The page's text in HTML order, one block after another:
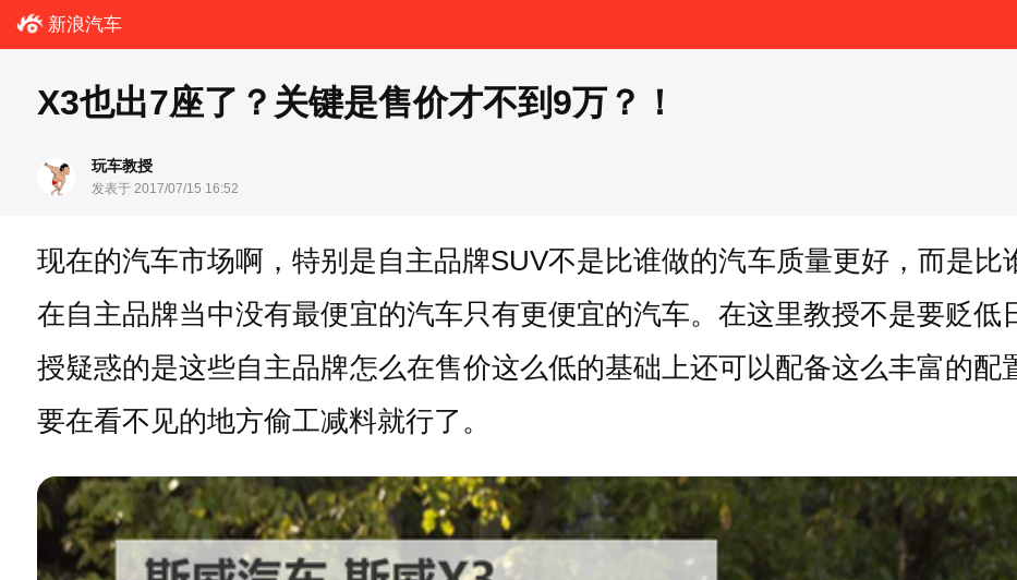
新浪汽车
X3也出7座了？关键是售价才不到9万？！
玩车教授
发表于 2017/07/15 16:52
现在的汽车市场啊，特别是自主品牌SUV不是比谁做的汽车质量更好，而是比
在自主品牌当中没有最便宜的汽车只有更便宜的汽车。在这里教授不是要贬
授疑惑的是这些自主品牌怎么在售价这么低的基础上还可以配备这么丰富的配
要在看不见的地方偷工减料就行了。